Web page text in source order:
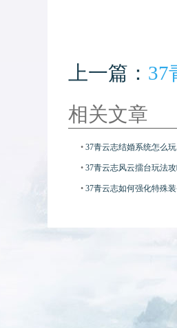
上一篇： 37
相关文章
• 37青云志结婚系统怎么玩
• 37青云志风云擂台玩法
• 37青云志如何强化特殊